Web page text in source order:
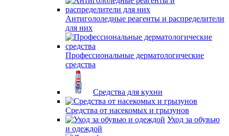
Антигололедные реагенты и распределители
для них
Профессиональные дерматологические
средства
Средства для кухни
Средства от насекомых и грызунов
Уход за обувью
и одеждой